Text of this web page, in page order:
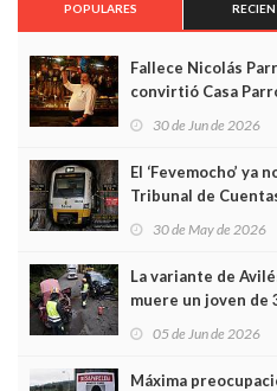
POPULARES
Fallece Nicolás
convirtió Casa
Asturias en Madrid
30 de Jun de 2026
El ‘Fevemocho’ ya
Tribunal de
sobrecoste de los
30 de May de 2026
La variante de
muere un joven de
frontal
05 de Jun de 2026
Máxima